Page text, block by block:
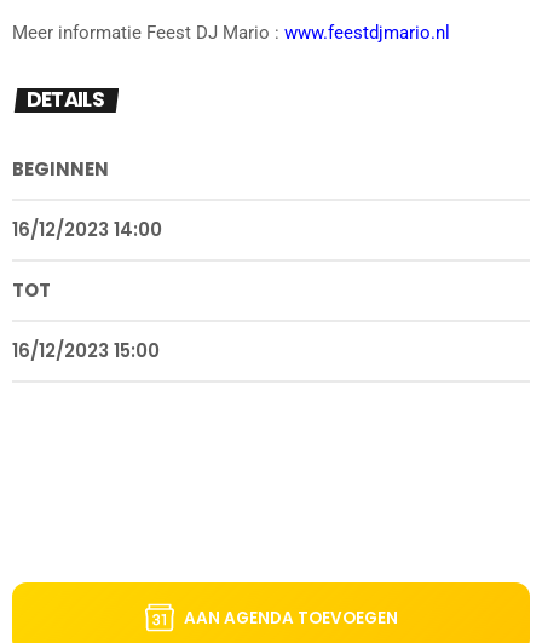
Meer informatie Feest DJ Mario : www.feestdjmario.nl
DETAILS
BEGINNEN
16/12/2023 14:00
TOT
16/12/2023 15:00
AAN AGENDA TOEVOEGEN